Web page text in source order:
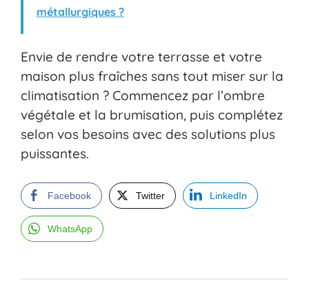
métallurgiques ?
Envie de rendre votre terrasse et votre
maison plus fraîches sans tout miser sur la
climatisation ? Commencez par l’ombre
végétale et la brumisation, puis complétez
selon vos besoins avec des solutions plus
puissantes.
Facebook Twitter LinkedIn
WhatsApp